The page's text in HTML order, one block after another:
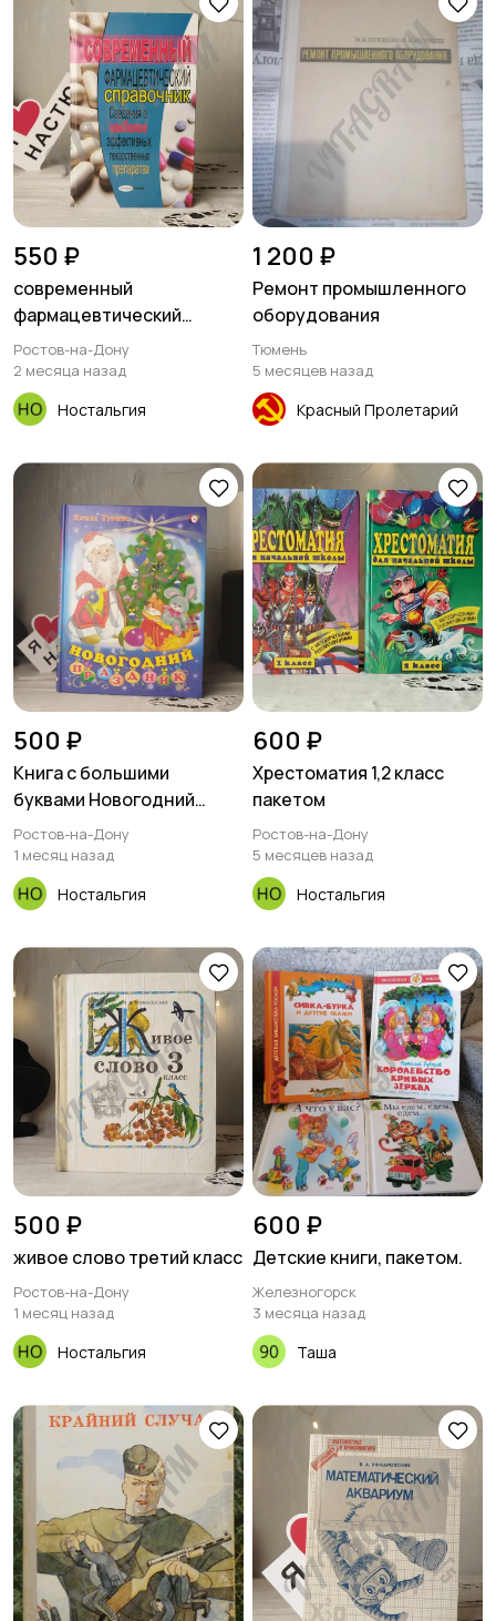
550 ₽
современный
фармацевтический
справочник.
Ростов-на-Дону
2 месяца назад
Ностальгия
1 200 ₽
Ремонт промышленного
оборудования
Тюмень
5 месяцев назад
Красный Пролетарий
500 ₽
Книга с большими
буквами Новогодний
праздник Ирина
Гурина.новогодний
праздникДля младшего
возрастаСтихи И. В.
ФАТТАХОВА
Ростов-на-Дону
1 месяц назад
Ностальгия
600 ₽
Хрестоматия 1,2 класс
пакетом
Ростов-на-Дону
5 месяцев назад
Ностальгия
500 ₽
живое слово третий класс
Ростов-на-Дону
1 месяц назад
Ностальгия
600 ₽
Детские книги, пакетом.
Железногорск
3 месяца назад
Таша